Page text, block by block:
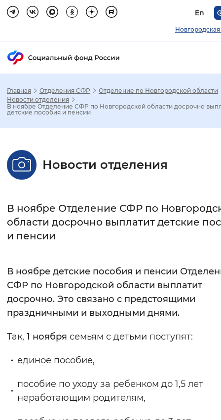
En
Новгородская
Стандартный Увеличенный
Без засечек С засечками
Цвет сайта
Монохромный Инверсивный
Звуковой ассистент
Воспроизвести Остановить
Главная Отделения СФР
Отделение по Новгородской области
Новости отделения
В ноябре Отделение СФР по Новгородской области досрочно
детские пособия и пенсии
Новости отделения
В ноябре Отделение СФР по
области досрочно выплатит детские
и пенсии
В ноябре детские пособия и пенсии
СФР по Новгородской области выплатит
досрочно. Это связано с предстоящими
праздничными и выходными днями.
Так, 1 ноября семьям с детьми поступят:
единое пособие,
пособие по уходу за ребенком до 1,5 лет
неработающим родителям,